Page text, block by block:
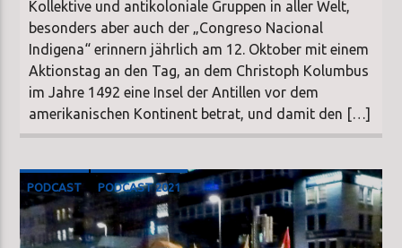
Kollektive und antikoloniale Gruppen in aller Welt,
besonders aber auch der „Congreso Nacional
Indigena“ erinnern jährlich am 12. Oktober mit einem
Aktionstag an den Tag, an dem Christoph Kolumbus
im Jahre 1492 eine Insel der Antillen vor dem
amerikanischen Kontinent betrat, und damit den […]
PODCAST PODCAST 2021